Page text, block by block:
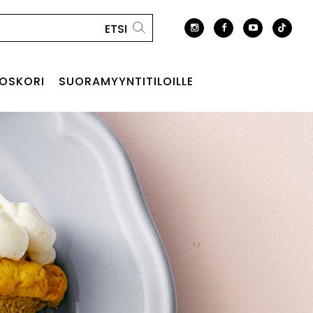
SUORAMYYNTITILOILLE